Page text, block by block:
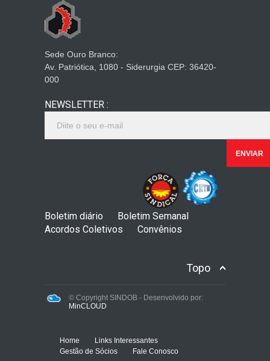
Sede Ouro Branco:
Av. Patriótica, 1080 - Siderurgia CEP: 36420-
000
NEWSLETTER :
Boletim diário
Boletim Semanal
Acordos Coletivos
Convênios
Topo
© Copyright SINDOB - Desenvolvido por:
MinCLOUD
Home
Links Interessantes
Gestão de Sócios
Fale Conosco